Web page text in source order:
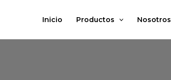
Inicio Productos Nosotros